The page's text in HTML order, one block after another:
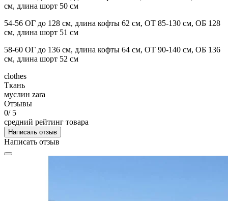
см, длина шорт 50 см
54-56 ОГ до 128 см, длина кофты 62 см, ОТ 85-130 см, ОБ 128
см, длина шорт 51 см
58-60 ОГ до 136 см, длина кофты 64 см, ОТ 90-140 см, ОБ 136
см, длина шорт 52 см
clothes
Ткань
муслин zara
Отзывы
0/ 5
средний рейтинг товара
Написать отзыв
Написать отзыв